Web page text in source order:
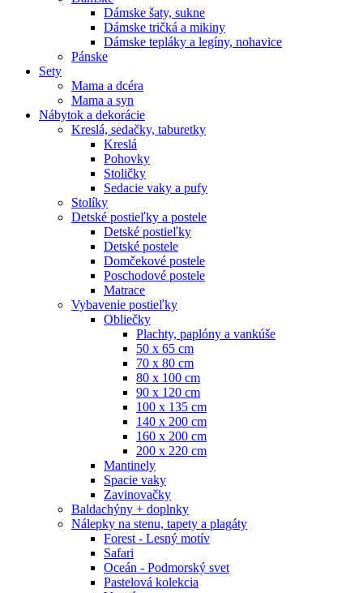
Dámske šaty, sukne
Dámske tričká a mikiny
Dámske tepláky a legíny, nohavice
Pánske
Sety
Mama a dcéra
Mama a syn
Nábytok a dekorácie
Kreslá, sedačky, taburetky
Kreslá
Pohovky
Stoličky
Sedacie vaky a pufy
Stolíky
Detské postieľky a postele
Detské postieľky
Detské postele
Domčekové postele
Poschodové postele
Matrace
Vybavenie postieľky
Obliečky
Plachty, paplóny a vankúše
50 x 65 cm
70 x 80 cm
80 x 100 cm
90 x 120 cm
100 x 135 cm
140 x 200 cm
160 x 200 cm
200 x 220 cm
Mantinely
Spacie vaky
Zavinovačky
Baldachýny + doplnky
Nálepky na stenu, tapety a plagáty
Forest - Lesný motív
Safari
Oceán - Podmorský svet
Pastelová kolekcia